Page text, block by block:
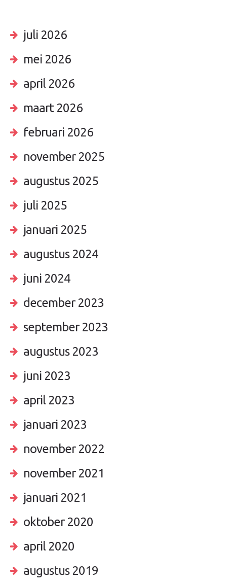
juli 2026
mei 2026
april 2026
maart 2026
februari 2026
november 2025
augustus 2025
juli 2025
januari 2025
augustus 2024
juni 2024
december 2023
september 2023
augustus 2023
juni 2023
april 2023
januari 2023
november 2022
november 2021
januari 2021
oktober 2020
april 2020
augustus 2019